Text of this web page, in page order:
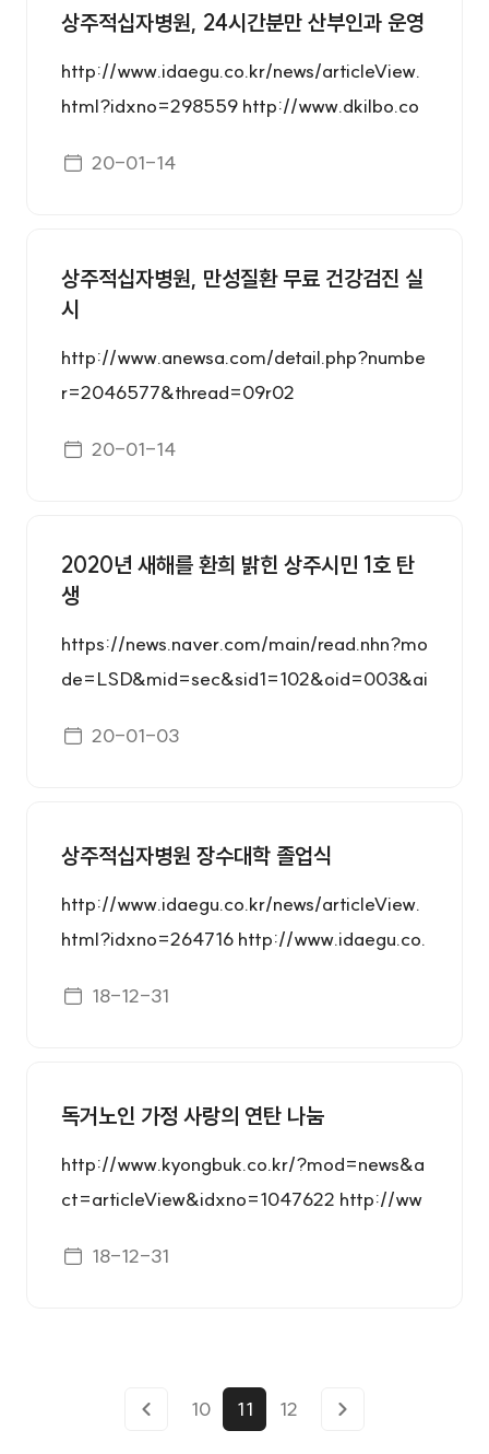
상주적십자병원, 24시간분만 산부인과 운영
http://www.idaegu.co.kr/news/articleView.
html?idxno=298559 http://www.dkilbo.co
ttp://www.kbsm.net/default/index_view_p
30827 http://news.heraldcorp.com/village/
view.php?ud=202001131538373894490_1
0
게시일자
20-01-14
상주적십자병원, 만성질환 무료 건강검진 실
시
http://www.anewsa.com/detail.php?numbe
r=2046577&thread=09r02
게시일자
20-01-14
2020년 새해를 환희 밝힌 상주시민 1호 탄
생
https://news.naver.com/main/read.nhn?mo
de=LSD&mid=sec&sid1=102&oid=003&ai
ewsView/idg202001020067 http://www.ky
ticleView.html?idxno=201502 https://ww
25&thread=09r02 http://www.shinailbo.co.
kr/news/articleView.html?idxno=1238276
게시일자
20-01-03
상주적십자병원 장수대학 졸업식
http://www.idaegu.co.kr/news/articleView.
html?idxno=264716 http://www.idaegu.co.
tp://www.asiatoday.co.kr/view.php?key=2
00&p_menu_id=150101&br_id=339209&
게시일자
18-12-31
독거노인 가정 사랑의 연탄 나눔
http://www.kyongbuk.co.kr/?mod=news&a
ct=articleView&idxno=1047622 http://ww
idx=227369&part_idx=320 http://www.dk
게시일자
18-12-31
10 11 12